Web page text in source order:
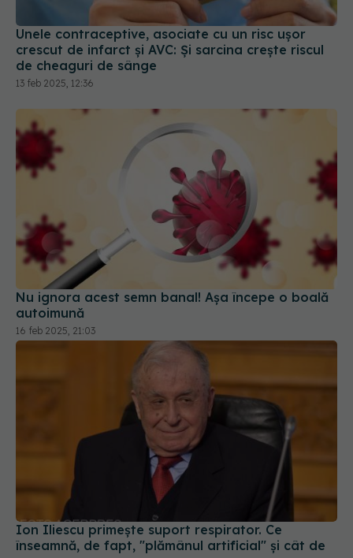
13 feb 2025, 12:36
Nu ignora acest semn banal! Așa începe o boală
autoimună
16 feb 2025, 21:03
Ion Iliescu primește suport respirator. Ce
înseamnă, de fapt, "plămânul artificial" și cât de
02 iul 2025, 11:13